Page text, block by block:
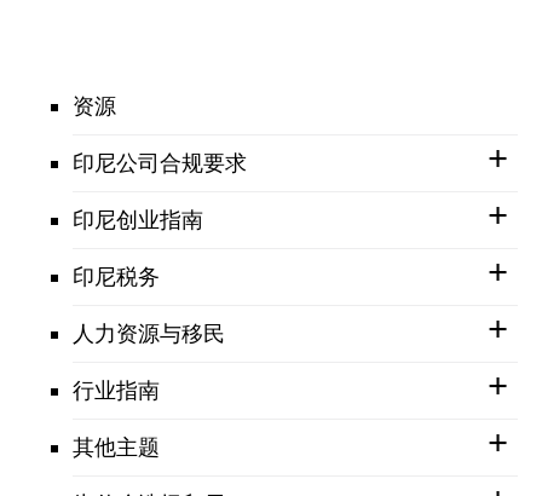
资源
印尼公司合规要求
印尼创业指南
印尼税务
人力资源与移民
行业指南
其他主题